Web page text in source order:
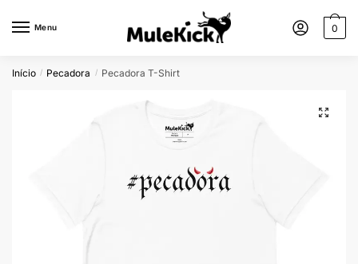
Menu 0
Início / Pecadora / Pecadora T-Shirt
🔍